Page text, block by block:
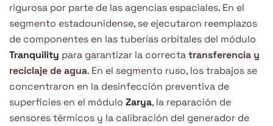
rigurosa por parte de las agencias espaciales. En el
segmento estadounidense, se ejecutaron reemplazos
de componentes en las tuberías orbitales del módulo
Tranquility para garantizar la correctatransferencia y
reciclaje de agua. En el segmento ruso, los trabajos se
concentraron en la desinfección preventiva de
superficies en el módulo Zarya, la reparación de
sensores térmicos y la calibración del generador de